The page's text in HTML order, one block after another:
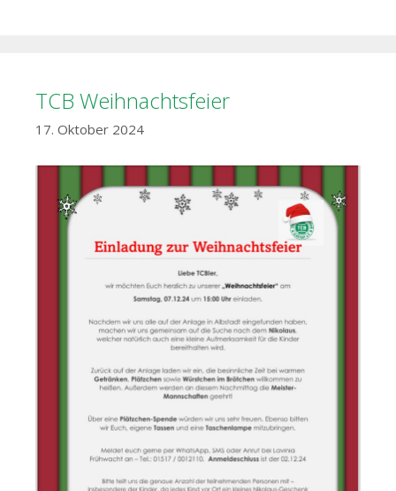
TCB Weihnachtsfeier
17. Oktober 2024